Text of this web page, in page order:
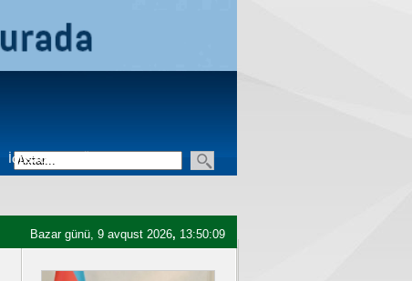
İqtisadiyyat
Bazar günü, 9 avqust 2026, 13:50:10